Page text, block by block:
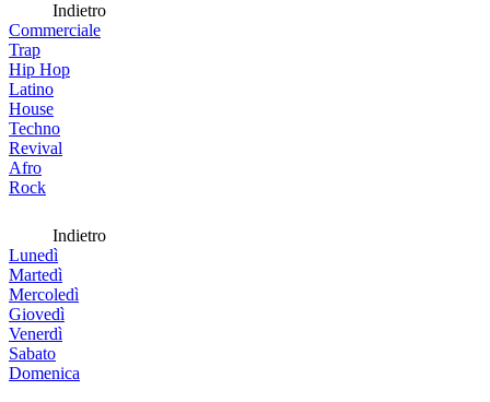
Indietro
Commerciale
Trap
Hip Hop
Latino
House
Techno
Revival
Afro
Rock
Indietro
Lunedì
Martedì
Mercoledì
Giovedì
Venerdì
Sabato
Domenica